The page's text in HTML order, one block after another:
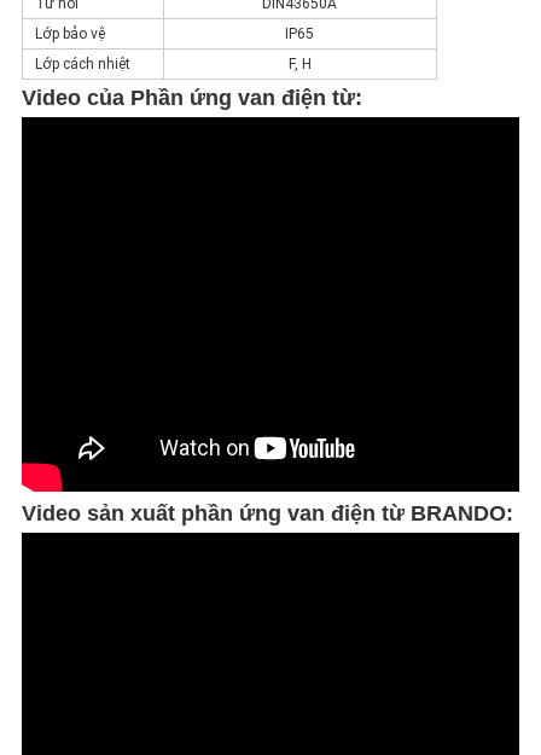
Tư nối
DIN43650A
Lớp bảo vệ
IP65
Lớp cách nhiệt
F, H
Video của Phần ứng van điện từ:
Video sản xuất phần ứng van điện từ BRANDO: